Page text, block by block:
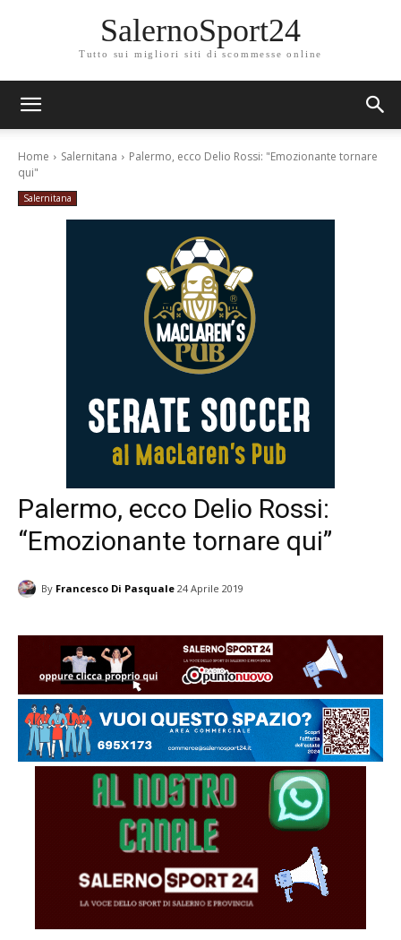
SalernoSport24
Tutto sui migliori siti di scommesse online
Home Salernitana
Palermo, ecco Delio Rossi: "Emozionante tornare
qui"
Salernitana
Palermo, ecco Delio Rossi:
“Emozionante tornare qui”
By Francesco Di Pasquale 24 Aprile 2019